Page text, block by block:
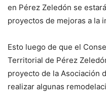
en Pérez Zeledón se
proyectos de mejoras a la
Esto luego de que el
Territorial de Pérez
proyecto de la Asociación
realizar algunas